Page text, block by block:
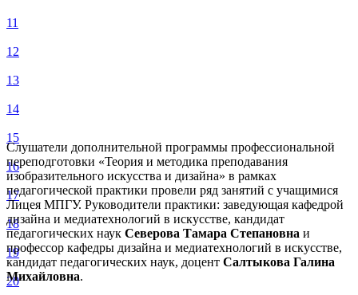
11
12
13
14
15
16
17
18
19
20
Слушатели дополнительной программы профессиональной
переподготовки «Теория и методика преподавания
изобразительного искусства и дизайна» в рамках
педагогической практики провели ряд занятий с учащимися
Лицея МПГУ. Руководители практики: заведующая кафедрой
дизайна и медиатехнологий в искусстве, кандидат
педагогических наук Северова Тамара Степановна и
профессор кафедры дизайна и медиатехнологий в искусстве,
кандидат педагогических наук, доцент Салтыкова Галина
Михайловна.